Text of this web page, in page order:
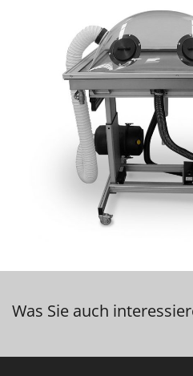
Was Sie auch